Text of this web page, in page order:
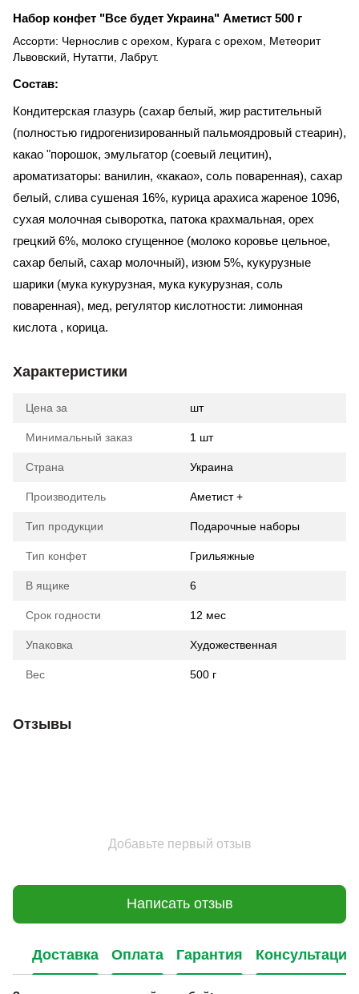
Набор конфет "Все будет Украина" Аметист 500 г
Ассорти: Чернослив с орехом, Курага с орехом, Метеорит
Львовский, Нутатти, Лабрут.
Состав:
Кондитерская глазурь (сахар белый, жир растительный
(полностью гидрогенизированный пальмоядровый стеарин),
какао "порошок, эмульгатор (соевый лецитин),
ароматизаторы: ванилин, «какао», соль поваренная), сахар
белый, слива сушеная 16%, курица арахиса жареное 1096,
сухая молочная сыворотка, патока крахмальная, орех
грецкий 6%, молоко сгущенное (молоко коровье цельное,
сахар белый, сахар молочный), изюм 5%, кукурузные
шарики (мука кукурузная, мука кукурузная, соль
поваренная), мед, регулятор кислотности: лимонная
кислота , корица.
Характеристики
Цена за шт
Минимальный заказ 1 шт
Страна Украина
Производитель Аметист +
Тип продукции Подарочные наборы
Тип конфет Грильяжные
В ящике 6
Срок годности 12 мес
Упаковка Художественная
Вес 500 г
Отзывы
Добавьте первый отзыв
Написать отзыв
Доставка Оплата Гарантия Консультация